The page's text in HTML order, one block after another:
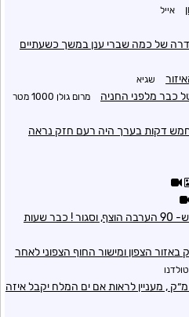
אייל
של כמה שברי ענן במשך כשעתיים
שגיא
כבר מלפני החניה מרום גולן 1000 מטר
חמש דקות בערך היה רעם חזק נראה
זרימה חזקה בנחל ערוגות, כביש- 90 הערבה הוצף, וסגור ! כבר שעות
הצפון ומישור החוף הצפוני לאחר
הירדן הדרומי בספיקה של 137 מ״ק , מעניין לראות אם ים המלח יקבל איזה